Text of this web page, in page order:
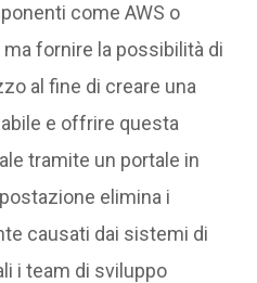
come AWS o
fornire la possibilità di
al fine di creare una
e offrire questa
tramite un portale in
elimina i
causati dai sistemi di
i team di sviluppo